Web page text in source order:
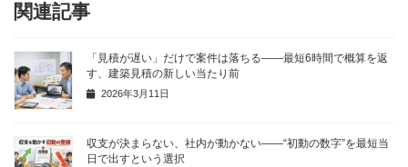
関連記事
「見積が遅い」だけで案件は落ちる——最短6時間で概算を返
す、建築見積の新しい当たり前
2026年3月11日
収支が決まらない、社内が動かない——“初動の数字”を最短当
日で出すという選択